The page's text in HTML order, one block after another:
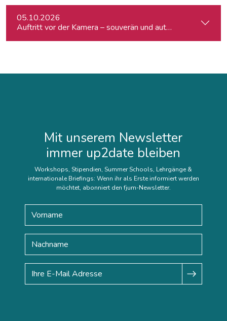
05.10.2026
Auftritt vor der Kamera – souverän und authentisch
Mit unserem Newsletter
immer up2date bleiben
Workshops, Stipendien, Summer Schools, Lehrgänge &
internationale Briefings: Wenn ihr als Erste informiert werden
möchtet, abonniert den fjum-Newsletter.